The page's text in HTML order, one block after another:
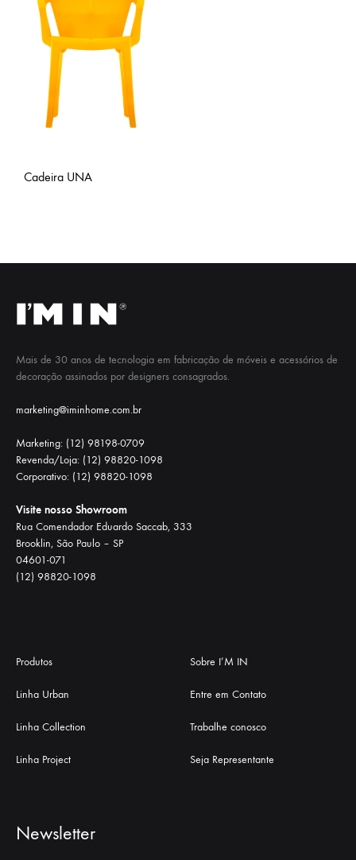
Cadeira UNA
Mais de 30 anos de tecnologia em fabricação de móveis e acessórios de
decoração assinados por designers consagrados.
marketing@iminhome.com.br
Marketing: (12) 98198-0709
Revenda/Loja: (12) 98820-1098
Corporativo: (12) 98820-1098
Visite nosso Showroom
Rua Comendador Eduardo Saccab, 333
Brooklin, São Paulo – SP
04601-071
(12) 98820-1098
Produtos
Linha Urban
Linha Collection
Linha Project
Sobre I’M IN
Entre em Contato
Trabalhe conosco
Seja Representante
Newsletter